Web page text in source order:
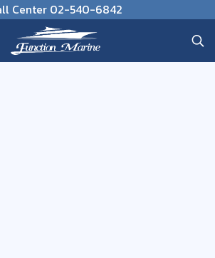
Center 02-540-6842